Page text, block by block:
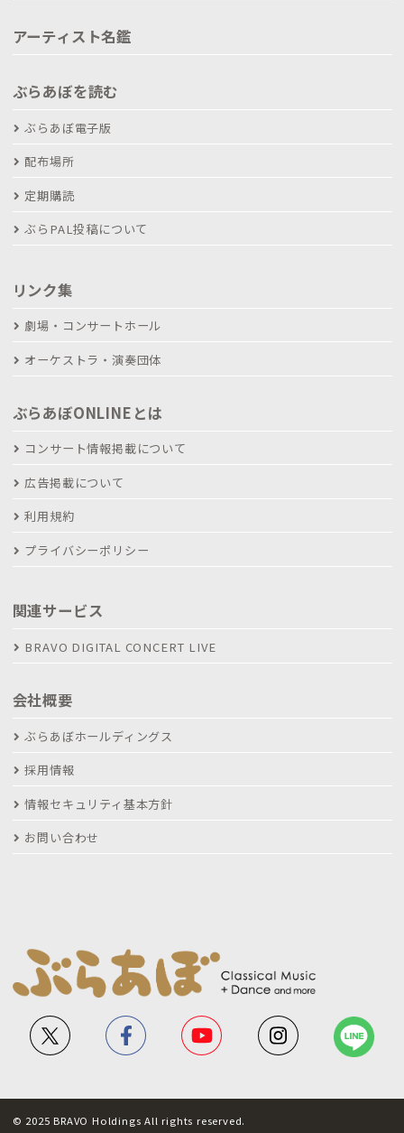
アーティスト名鑑
ぶらあぼを読む
ぶらあぼ電子版
配布場所
定期購読
ぶらPAL投稿について
リンク集
劇場・コンサートホール
オーケストラ・演奏団体
ぶらあぼONLINEとは
コンサート情報掲載について
広告掲載について
利用規約
プライバシーポリシー
関連サービス
BRAVO DIGITAL CONCERT LIVE
会社概要
ぶらあぼホールディングス
採用情報
情報セキュリティ基本方針
お問い合わせ
© 2025 BRAVO Holdings All rights reserved.